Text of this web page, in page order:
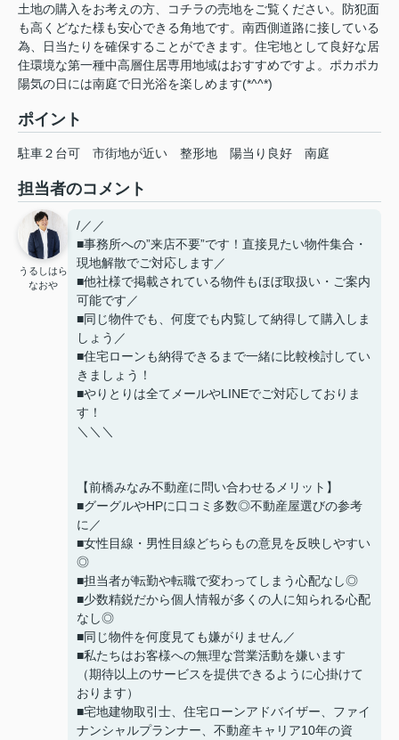
土地の購入をお考えの方、コチラの売地をご覧ください。防犯面
も高くどなた様も安心できる角地です。南西側道路に接している
為、日当たりを確保することができます。住宅地として良好な居
住環境な第一種中高層住居専用地域はおすすめですよ。ポカポカ
陽気の日には南庭で日光浴を楽しめます(*^^*)
ポイント
駐車２台可 市街地が近い 整形地 陽当り良好 南庭
担当者のコメント
うるしはら
なおや
/／／
■事務所への”来店不要”です！直接見たい物件集合・
現地解散でご対応します／
■他社様で掲載されている物件もほぼ取扱い・ご案内
可能です／
■同じ物件でも、何度でも内覧して納得して購入しま
しょう／
■住宅ローンも納得できるまで一緒に比較検討してい
きましょう！
■やりとりは全てメールやLINEでご対応しておりま
す！
＼＼＼
【前橋みなみ不動産に問い合わせるメリット】
■グーグルやHPに口コミ多数◎不動産屋選びの参考
に／
■女性目線・男性目線どちらもの意見を反映しやすい
◎
■担当者が転勤や転職で変わってしまう心配なし◎
■少数精鋭だから個人情報が多くの人に知られる心配
なし◎
■同じ物件を何度見ても嫌がりません／
■私たちはお客様への無理な営業活動を嫌います
（期待以上のサービスを提供できるように心掛けて
おります）
■宅地建物取引士、住宅ローンアドバイザー、ファイ
ナンシャルプランナー、不動産キャリア10年の資